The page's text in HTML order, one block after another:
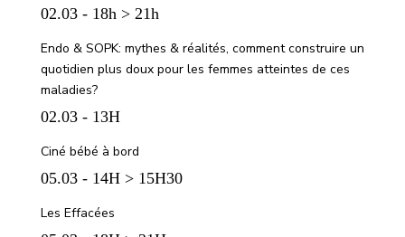
02.03 - 18h > 21h
Endo & SOPK: mythes & réalités, comment construire un
quotidien plus doux pour les femmes atteintes de ces
maladies?
02.03 - 13H
Ciné bébé à bord
05.03 - 14H > 15H30
Les Effacées